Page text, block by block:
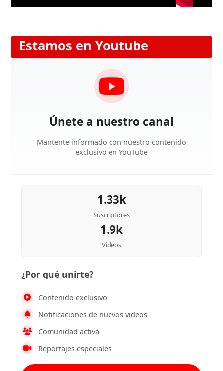
Estamos en Youtube
Únete a nuestro canal
Mantente informado con nuestro contenido
exclusivo en YouTube
1.33k
Suscriptores
1.9k
Videos
¿Por qué unirte?
Contenido exclusivo
Notificaciones de nuevos videos
Comunidad activa
Reportajes especiales